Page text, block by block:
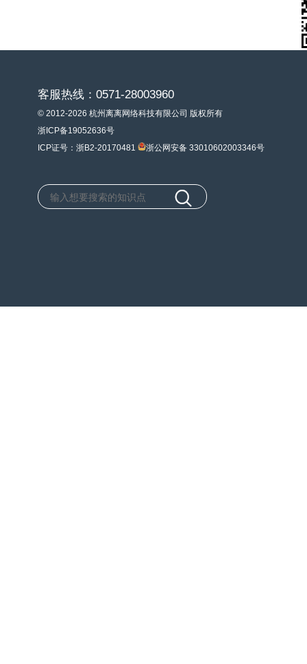
客服热线：0571-28003960
© 2012-2026 杭州离离网络科技有限公司 版权所有
浙ICP备19052636号
ICP证号：浙B2-20170481
浙公网安备 33010602003346号